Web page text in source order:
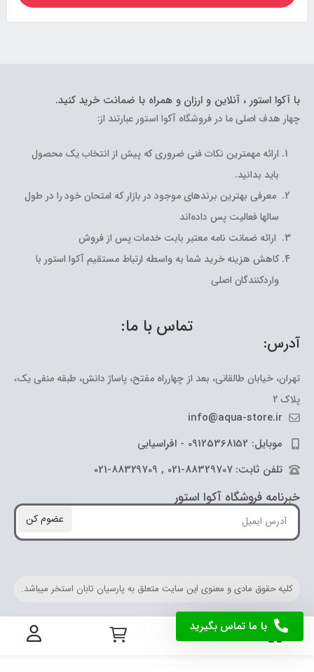
با آکوا استور ، آنلاین و ارزان و همراه با ضمانت خرید کنید.
چهار هدف اصلی ما در فروشگاه آکوا استور عبارتند از:
ارائه مهمترین نکات فنی ضروری که پیش از انتخاب یک محصول
باید بدانید.
معرفی بهترین برندهای موجود در بازار که امتحان خود را در طول
سالها فعالیت پس داده‌اند
ارائه ضمانت نامه معتبر بابت خدمات پس از فروش
کاهش هزینه خرید شما به واسطه ارتباط مستقیم آکوا استور با
واردکنندگان اصلی
تماس با ما:
آدرس:
تهران، خیابان طالقانی، بعد از چهارراه مفتح، پاساژ دانش، طبقه منفی یک،
پلاک 2
info@aqua-store.ir
موبایل: 09125368152 - افراسیابی
تلفن ثابت: 88329707-021 , 88329709-021
خبرنامه فروشگاه آکوا استور
عضوم کن
کلیه حقوق مادی و معنوی این سایت متعلق به پارسیان تابان استخر میباشد.
با ما تماس بگیرید